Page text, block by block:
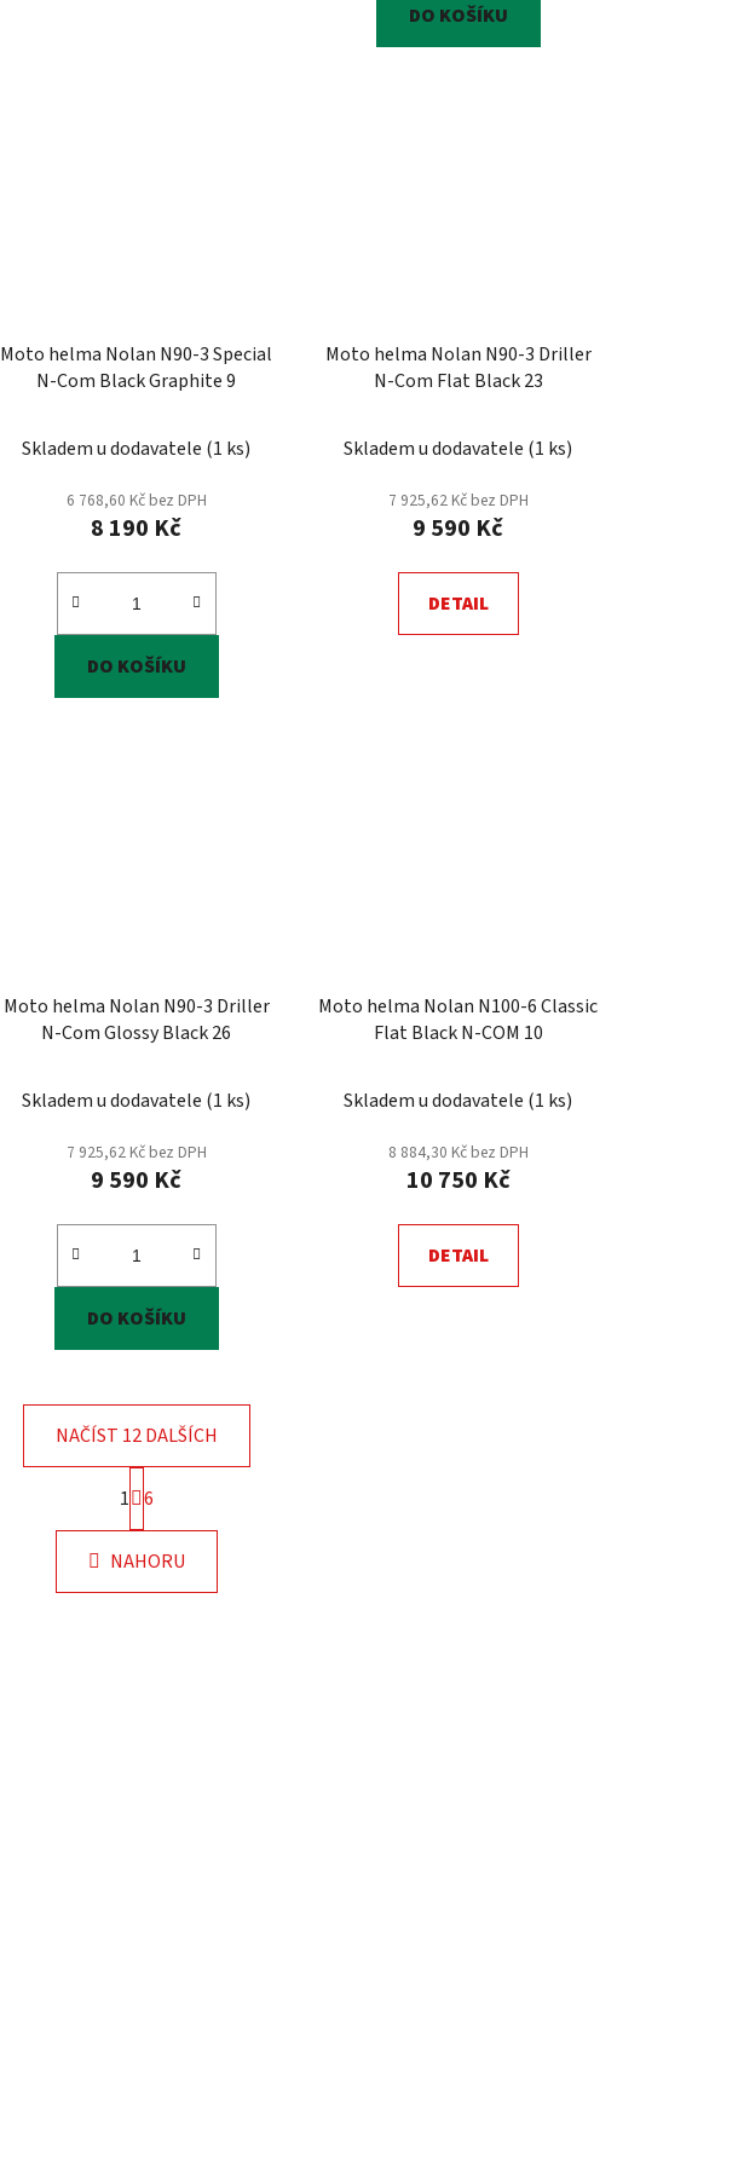
DO KOŠÍKU
Moto helma Nolan N90-3 Special
N-Com Black Graphite 9
Skladem u dodavatele (1 ks)
6 768,60 Kč bez DPH
8 190 Kč
DO KOŠÍKU
Moto helma Nolan N90-3 Driller
N-Com Flat Black 23
Skladem u dodavatele (1 ks)
7 925,62 Kč bez DPH
9 590 Kč
DETAIL
Moto helma Nolan N90-3 Driller
N-Com Glossy Black 26
Skladem u dodavatele (1 ks)
7 925,62 Kč bez DPH
9 590 Kč
DO KOŠÍKU
Moto helma Nolan N100-6 Classic
Flat Black N-COM 10
hodnocení
produktu
je
z
Skladem u dodavatele (1 ks)
8 884,30 Kč bez DPH
10 750 Kč
DETAIL
O
v
l
á
NAČÍST 12 DALŠÍCH
S
t
r
n
k
1 6
NAHORU